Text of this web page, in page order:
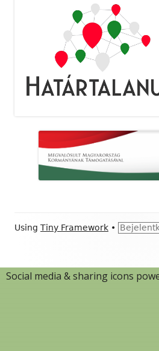
Footer
Using Tiny Framework •
Social media & sharing icons